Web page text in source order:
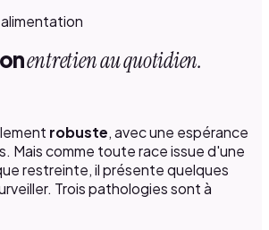
entretien au quotidien.
robuste, avec une espérance
Mais comme toute race issue d'une
restreinte, il présente quelques
Trois pathologies sont à